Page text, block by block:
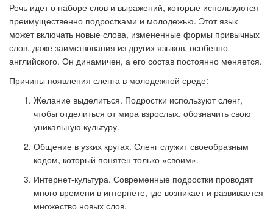
Речь идет о наборе слов и выражений, которые используются
преимущественно подростками и молодежью. Этот язык
может включать новые слова, измененные формы привычных
слов, даже заимствования из других языков, особенно
английского. Он динамичен, а его состав постоянно меняется.
Причины появления сленга в молодежной среде:
Желание выделиться. Подростки используют сленг,
чтобы отделиться от мира взрослых, обозначить свою
уникальную культуру.
Общение в узких кругах. Сленг служит своеобразным
кодом, который понятен только «своим».
Интернет-культура. Современные подростки проводят
много времени в интернете, где возникает и развивается
множество новых слов.